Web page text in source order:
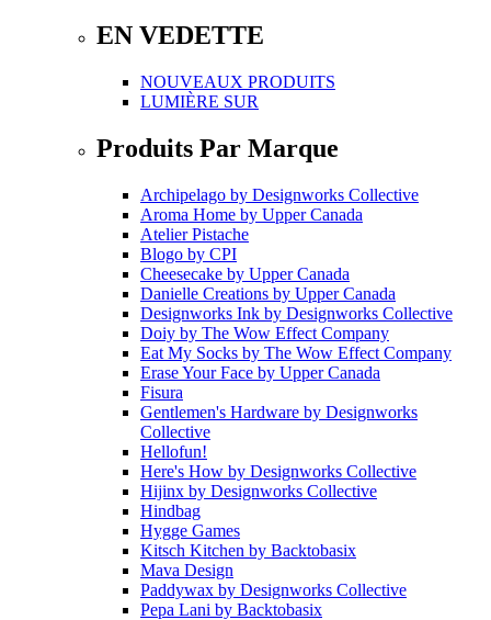
EN VEDETTE
NOUVEAUX PRODUITS
LUMIÈRE SUR
Produits Par Marque
Archipelago by Designworks Collective
Aroma Home by Upper Canada
Atelier Pistache
Blogo by CPI
Cheesecake by Upper Canada
Danielle Creations by Upper Canada
Designworks Ink by Designworks Collective
Doiy by The Wow Effect Company
Eat My Socks by The Wow Effect Company
Erase Your Face by Upper Canada
Fisura
Gentlemen's Hardware by Designworks
Collective
Hellofun!
Here's How by Designworks Collective
Hijinx by Designworks Collective
Hindbag
Hygge Games
Kitsch Kitchen by Backtobasix
Mava Design
Paddywax by Designworks Collective
Pepa Lani by Backtobasix